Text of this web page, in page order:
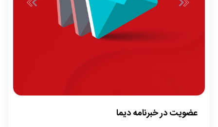
عضویت در خبرنامه دیما